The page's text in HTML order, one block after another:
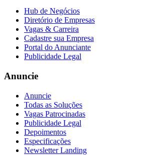
Hub de Negócios
Diretório de Empresas
Vagas & Carreira
Cadastre sua Empresa
Portal do Anunciante
Publicidade Legal
Anuncie
Anuncie
Todas as Soluções
Vagas Patrocinadas
Publicidade Legal
Depoimentos
Especificações
Newsletter Landing